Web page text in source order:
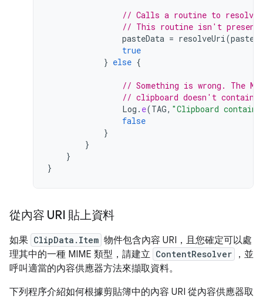
// Calls a routine to resolve
// This routine isn't
pasteData = resolveUri(
true
} else {
// Something is wrong. The
// clipboard doesn't contain
Log . e(TAG, "Clipboard
false
}
}
}
}
從內容 URI 貼上資料
如果 ClipData.Item 物件包含內容 URI，且您確定可以處
理其中的一種 MIME 類型，請建立 ContentResolver
，並
呼叫適當的內容供應器方法來擷取資料。
下列程序介紹如何根據剪貼簿中的內容 URI 從內容供應器取